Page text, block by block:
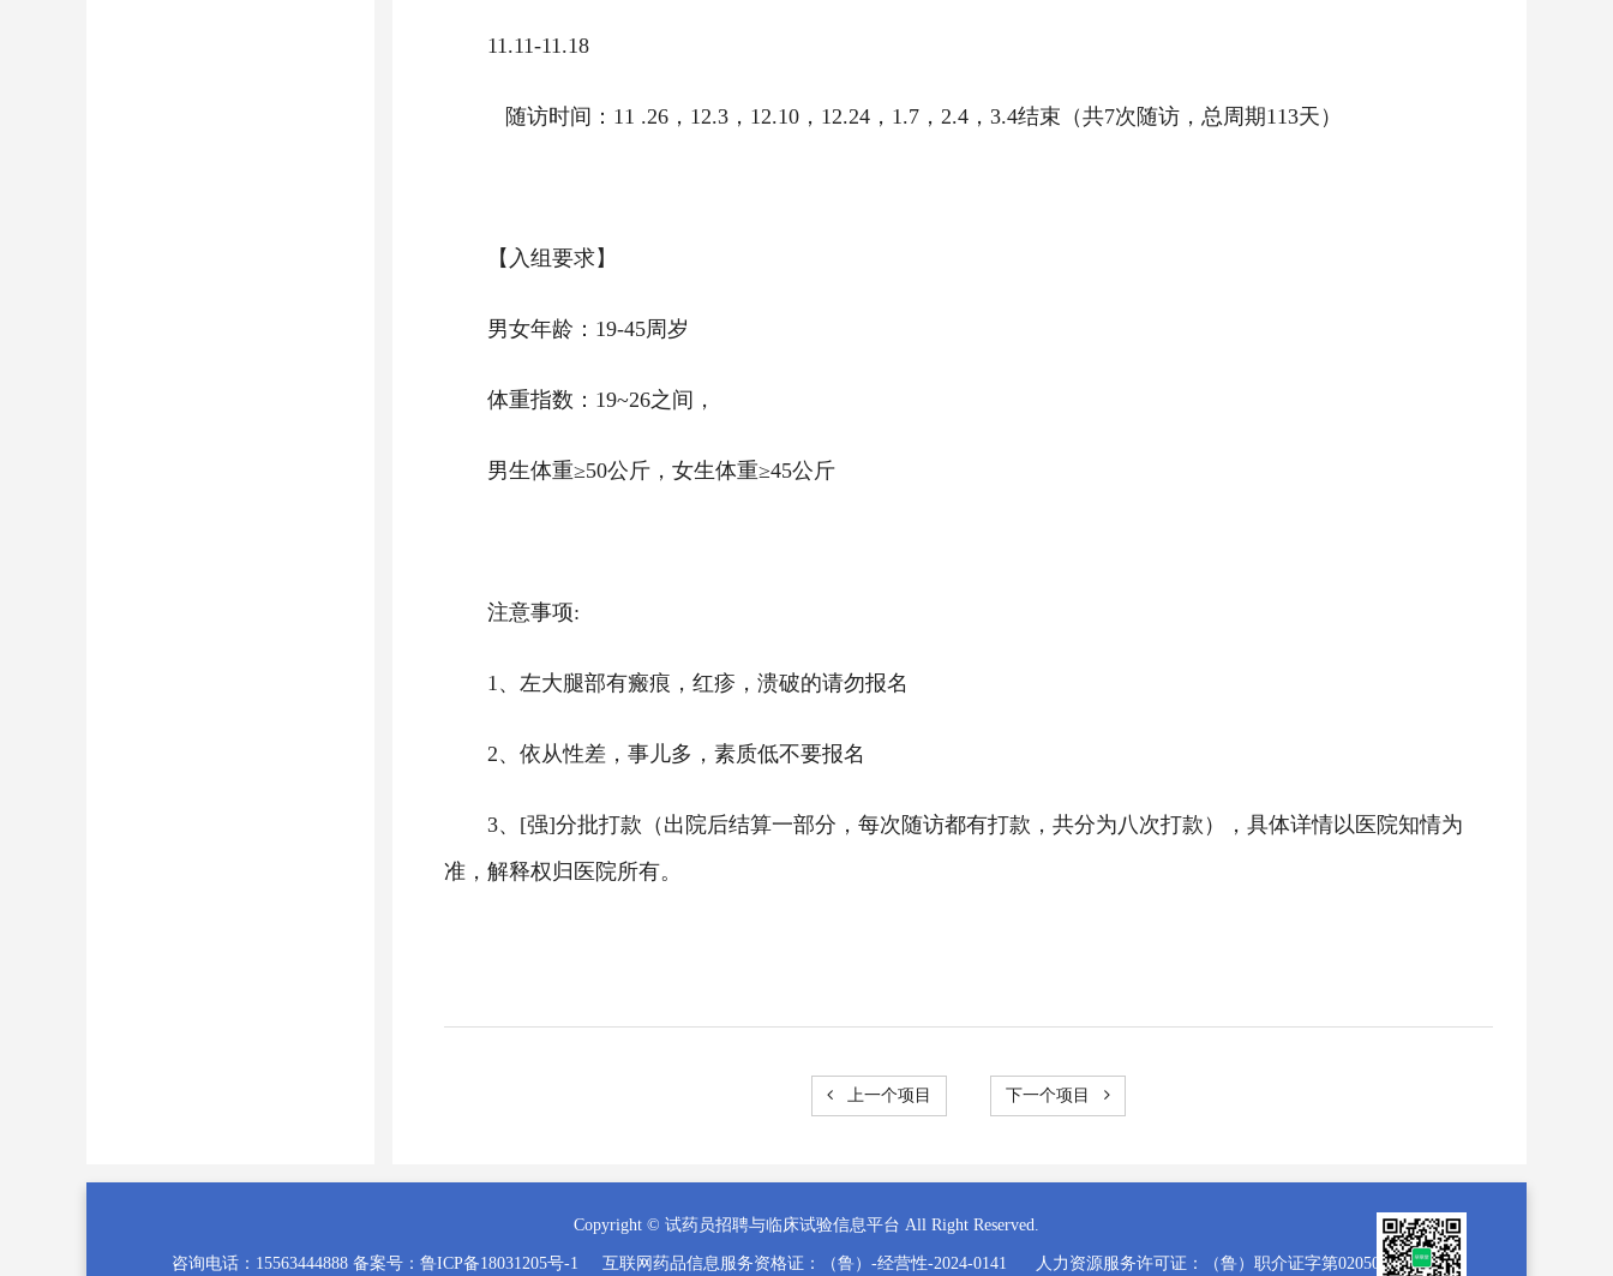
11.11-11.18
随访时间：11 .26，12.3，12.10，12.24，1.7，2.4，3.4结束（共7次随访，总周期113天）
【入组要求】
男女年龄：19-45周岁
体重指数：19~26之间，
男生体重≥50公斤，女生体重≥45公斤
注意事项:
1、左大腿部有瘢痕，红疹，溃破的请勿报名
2、依从性差，事儿多，素质低不要报名
3、[强]分批打款（出院后结算一部分，每次随访都有打款，共分为八次打款），具体详情以医院知情为
准，解释权归医院所有。
上一个项目 下一个项目
Copyright © 试药员招聘与临床试验信息平台 All Right Reserved.
咨询电话：15563444888 备案号： 鲁ICP备18031205号-1 互联网药品信息服务资格证：（鲁）-经营性-2024-0141 人力资源服务许可证：（鲁）职介证字第02050025号